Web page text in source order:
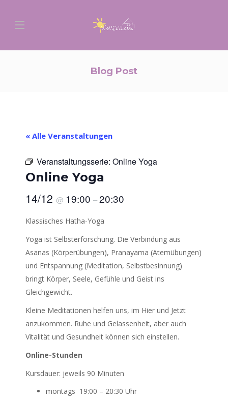
Blog Post
« Alle Veranstaltungen
Veranstaltungsserie: Online Yoga
Online Yoga
14/12 @ 19:00 –20:30
Klassisches Hatha-Yoga
Yoga ist Selbsterforschung. Die Verbindung aus
Asanas (Körperübungen), Pranayama (Atemübungen)
und Entspannung (Meditation, Selbstbesinnung)
bringt Körper, Seele, Gefühle und Geist ins
Gleichgewicht.
Kleine Meditationen helfen uns, im Hier und Jetzt
anzukommen. Ruhe und Gelassenheit, aber auch
Vitalität und Gesundheit können sich einstellen.
Online-Stunden
Kursdauer: jeweils 90 Minuten
montags 19:00 – 20:30 Uhr